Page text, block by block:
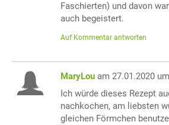
Faschierten) und davon
auch begeistert.
Auf Kommentar antworten
MaryLou am 27.01.2020
Ich würde dieses Rezept
nachkochen, am liebsten
gleichen Förmchen